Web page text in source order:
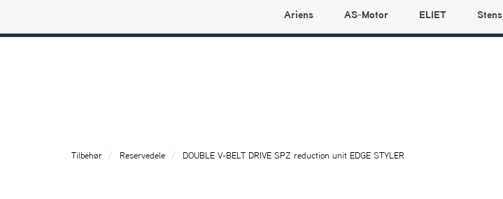
Ariens AS-Motor ELIET Stens
Tilbehør Reservedele DOUBLE V-BELT DRIVE SPZ reduction unit EDGE STYLER